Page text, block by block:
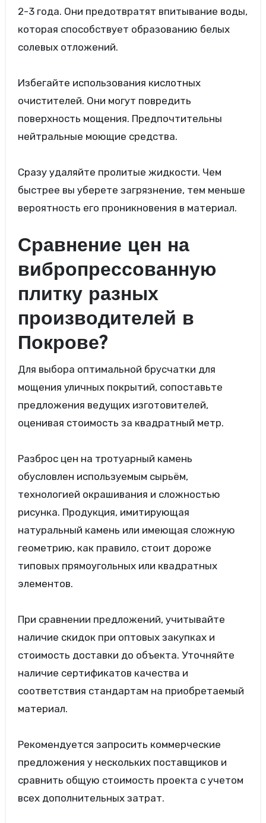
2-3 года. Они предотвратят впитывание воды,
которая способствует образованию белых
солевых отложений.
Избегайте использования кислотных
очистителей. Они могут повредить
поверхность мощения. Предпочтительны
нейтральные моющие средства.
Сразу удаляйте пролитые жидкости. Чем
быстрее вы уберете загрязнение, тем меньше
вероятность его проникновения в материал.
Сравнение цен на
вибропрессованную
плитку разных
производителей в
Покрове?
Для выбора оптимальной брусчатки для
мощения уличных покрытий, сопоставьте
предложения ведущих изготовителей,
оценивая стоимость за квадратный метр.
Разброс цен на тротуарный камень
обусловлен используемым сырьём,
технологией окрашивания и сложностью
рисунка. Продукция, имитирующая
натуральный камень или имеющая сложную
геометрию, как правило, стоит дороже
типовых прямоугольных или квадратных
элементов.
При сравнении предложений, учитывайте
наличие скидок при оптовых закупках и
стоимость доставки до объекта. Уточняйте
наличие сертификатов качества и
соответствия стандартам на приобретаемый
материал.
Рекомендуется запросить коммерческие
предложения у нескольких поставщиков и
сравнить общую стоимость проекта с учетом
всех дополнительных затрат.